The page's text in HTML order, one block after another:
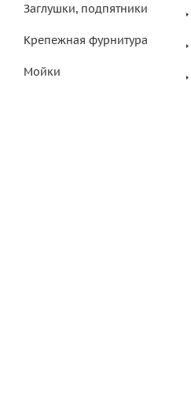
Заглушки, подпятники
Крепежная фурнитура
Мойки